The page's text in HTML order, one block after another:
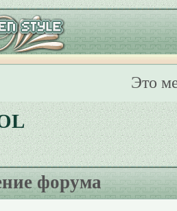
Это
форума